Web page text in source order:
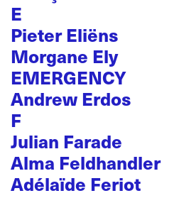
E
Pieter Eliëns
Morgane Ely
EMERGENCY
Andrew Erdos
F
Julian Farade
Alma Feldhandler
Adélaïde Feriot